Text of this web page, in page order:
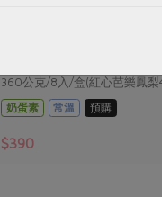
360公克/8入/盒(紅心芭樂鳳梨
瑰4入)
奶蛋素 常溫 預購
$390